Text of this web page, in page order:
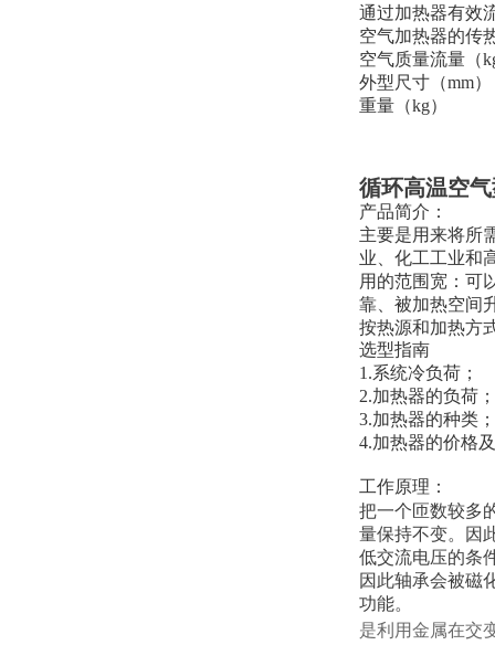
通过加热器有效
空气加热器的传
空气质量流量（
外型尺寸（mm）
重量（kg）
循环高温空
产品简介：
主要是用来将所
业、化工工业和
用的范围宽：可
靠、被加热空间
按热源和加热方
选型指南
1.系统冷负荷；
2.加热器的负荷；
3.加热器的种类；
4.加热器的价格
工作原理：
把一个匝数较多
量保持不变。因
低交流电压的条
因此轴承会被磁
功能。
是利用金属在交